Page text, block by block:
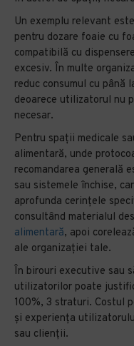
Un exemplu relevant
pentru dozare foaie cu
compatibilă cu
excesiv. În multe
reduc consumul cu
deoarece utilizatorul nu
necesar.
Pentru spații medicale
alimentară, unde
recomandarea generală
sau sistemele închise,
aprofunda cerințele
consultând materialul
alimentară, apoi
ale organizației tale.
În birouri executive sau
utilizatorilor poate
100%, 3 straturi. Costul
și experiența
sau clienții.